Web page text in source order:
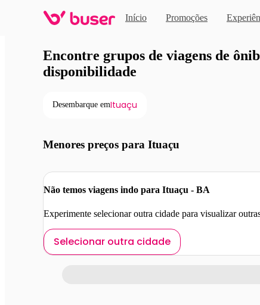
Início Promoções
Viagens de ônibus em
Encontre grupos de viagens de
disponibilidade
Desembarque emItuaçu
Menores preços para Ituaçu
Não temos viagens indo para Ituaçu - BA
Experimente selecionar outra cidade para visualizar
Selecionar outra cidade